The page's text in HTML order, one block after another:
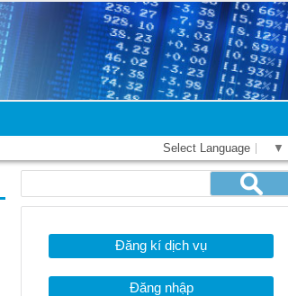
Select Language ▼
Đăng kí dịch vụ
Đăng nhập